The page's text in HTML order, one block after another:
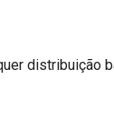
distribuição